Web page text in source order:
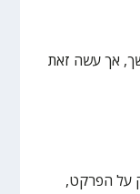
אך עשה זאת
על הפרקט,